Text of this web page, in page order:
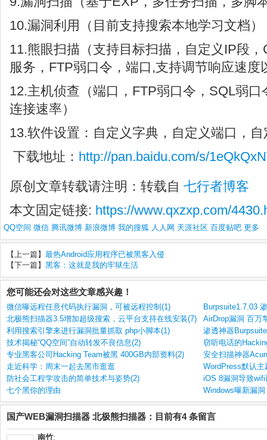
10.漏洞利用（目前支持搜索本地学习文档）
11.熊眼扫描（支持目标扫描，自定义IP段
服务，FTP弱口令，端口,支持调节响应速
12.主机侦查（端口，FTP弱口令，SQL弱
连接速率）
13.软件设置：自定义字典，自定义端口，
下载地址： http://pan.baidu.com/s/
原创文章转载请注明：转载自 七行者博客
本文固定链接: https://www.qxzxp.com/
QQ空间 微信 腾讯微博 新浪微博 我的搜狐 人人网 天涯社区 百度贴吧 更多
【上一篇】 最热Android应用程序已被黑客入侵
【下一篇】 黑客：这就是我的牢狱生活
您可能还会对这些文章感兴趣！
微信曝远程任意代码执行漏洞，可被远程控制(1)
Burpsuite1.7.03
北极熊扫描器3.5增加超级搜索，云平台支持在线安装(7)
AirDrop漏洞 百万
利用搜索引擎来进行漏洞批量抓取 php小脚本(1)
渗透神器
技术揭秘“QQ空间”自动转发不良信息(2)
窃听电话的
专业黑客公司Hacking Team被黑 400GB内部资料(2)
安全扫描神器
走近科学：周末一起去黑市逛逛
WordPress默认
防社会工程学攻击的简单技术与姿势(2)
iOS 8漏洞导致
七个黑你的理由
Windows曝新漏
国产WEB漏洞扫描器 北极熊扫描器：目前有4 条留言
南竹: